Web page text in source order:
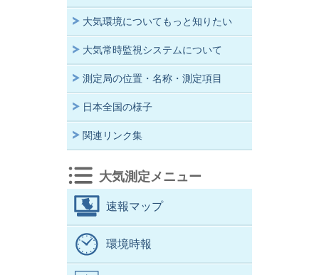
大気環境についてもっと知りたい
大気常時監視システムについて
測定局の位置・名称・測定項目
日本全国の様子
関連リンク集
大気測定メニュー
速報マップ
環境時報